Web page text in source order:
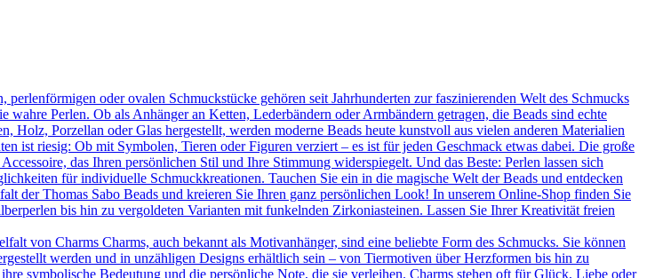
oder ovalen Schmuckstücke gehören seit Jahrhunderten zur faszinierenden Welt des Schmucks
Perlen. Ob als Anhänger an Ketten, Lederbändern oder Armbändern getragen, die Beads sind echte
Holz, Porzellan oder Glas hergestellt, werden moderne Beads heute kunstvoll aus vielen anderen Materialien
ist riesig: Ob mit Symbolen, Tieren oder Figuren verziert – es ist für jeden Geschmack etwas dabei. Die große
das Ihren persönlichen Stil und Ihre Stimmung widerspiegelt. Und das Beste: Perlen lassen sich
für individuelle Schmuckkreationen. Tauchen Sie ein in die magische Welt der Beads und entdecken
der Thomas Sabo Beads und kreieren Sie Ihren ganz persönlichen Look! In unserem Online-Shop finden Sie
bis hin zu vergoldeten Varianten mit funkelnden Zirkoniasteinen. Lassen Sie Ihrer Kreativität freien
von Charms Charms, auch bekannt als Motivanhänger, sind eine beliebte Form des Schmucks. Sie können
werden und in unzähligen Designs erhältlich sein – von Tiermotiven über Herzformen bis hin zu
symbolische Bedeutung und die persönliche Note, die sie verleihen. Charms stehen oft für Glück, Liebe oder